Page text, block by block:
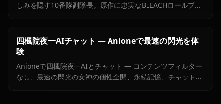
しみを隠す10番隊副隊長。原作に忠実なBLEACHロールプレ
四楓院夜一AIチャット — Anioneで最速の閃光を体
験
Anioneで四楓院夜一AIとチャット — コンテンツフィルター
なし、最速の閃光の女神の個性全開、永続記憶、チャット内